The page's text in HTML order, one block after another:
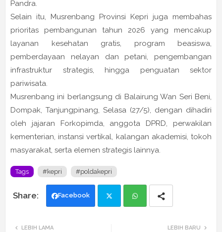
Pandra.
Selain itu, Musrenbang Provinsi Kepri juga membahas
prioritas pembangunan tahun 2026 yang mencakup
layanan kesehatan gratis, program beasiswa,
pemberdayaan nelayan dan petani, pengembangan
infrastruktur strategis, hingga penguatan sektor
pariwisata.
Musrenbang ini berlangsung di Balairung Wan Seri Beni,
Dompak, Tanjungpinang, Selasa (27/5), dengan dihadiri
oleh jajaran Forkopimda, anggota DPRD, perwakilan
kementerian, instansi vertikal, kalangan akademisi, tokoh
masyarakat, serta elemen strategis lainnya.
Tags #kepri #poldakepri
Facebook
LEBIH BARU
LEBIH LAMA